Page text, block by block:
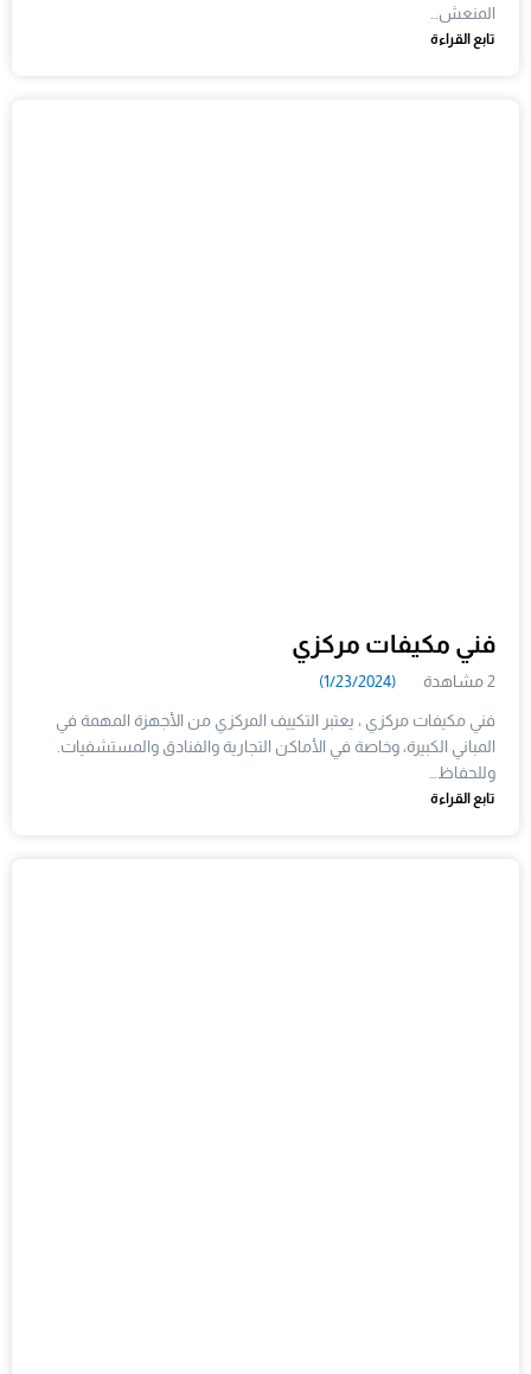
المنعش…
تابع القراءة
فني مكيفات مركزي
2 مشاهدة (1/23/2024)
فني مكيفات مركزي ، يعتبر التكييف المركزي من الأجهزة المهمة في
المباني الكبيرة، وخاصة في الأماكن التجارية والفنادق والمستشفيات.
وللحفاظ…
تابع القراءة